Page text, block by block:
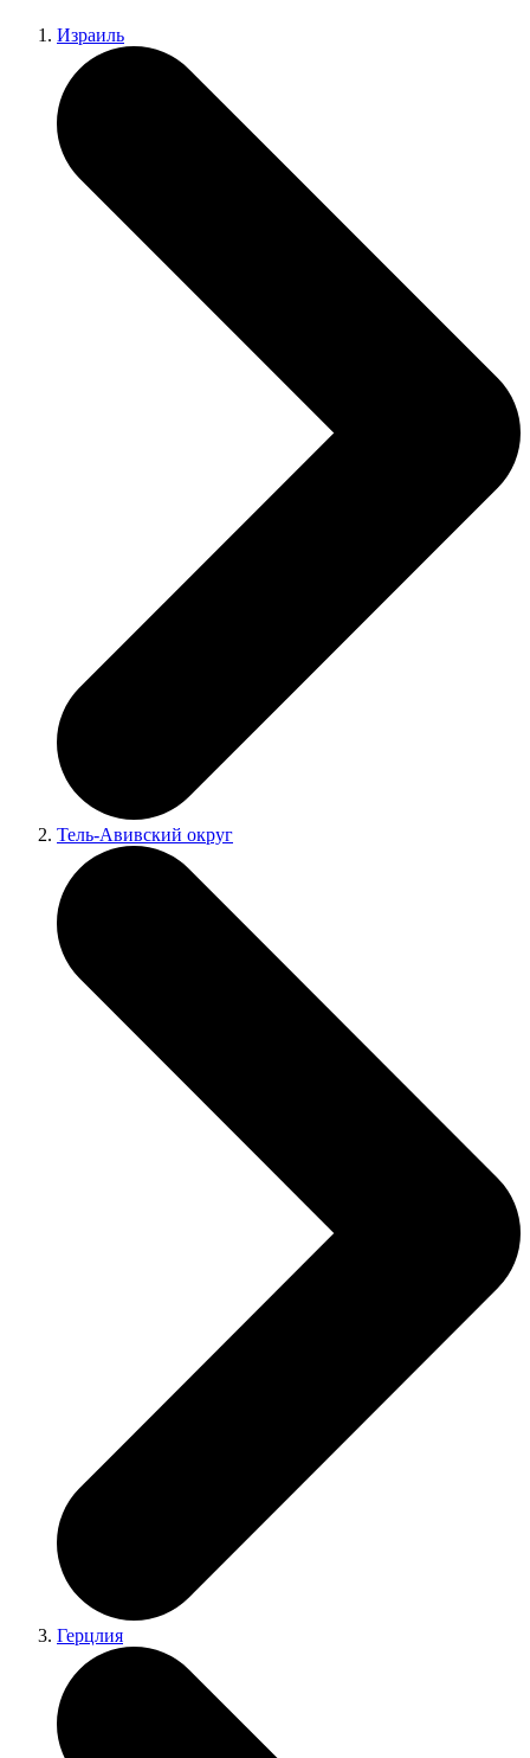
Израиль
Тель-Авивский округ
Герцлия